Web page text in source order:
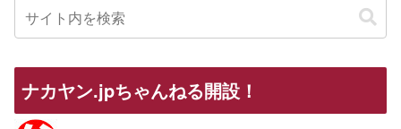
ナカヤン.jpちゃんねる開設！